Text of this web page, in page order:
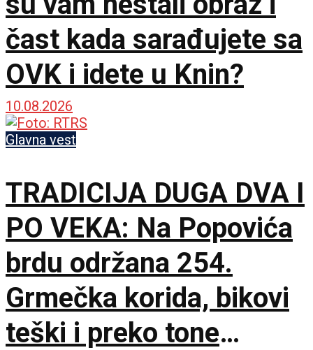
čast kada sarađujete sa
OVK i idete u Knin?
10.08.2026
Glavna vest
TRADICIJA DUGA DVA I
PO VEKA: Na Popovića
brdu održana 254.
Grmečka korida, bikovi
teški i preko tone